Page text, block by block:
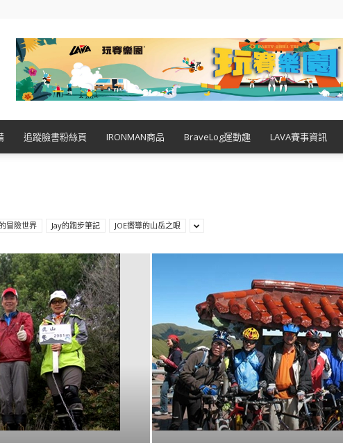
追蹤臉書粉絲頁 IRONMAN商品 BraveLog運動趣 LAVA賽事資訊
冒險世界 Jay的跑步筆記 JOE嚮導的山岳之眼